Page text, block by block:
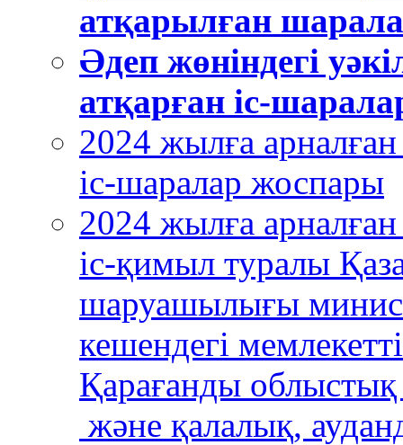
атқарылған
Әдеп жөніндегі
атқарған іс-
2024 жылға
ic-шаралар жоспары
2024 жылға
іс-қимыл туралы
шаруашылығы
кешендегі
Қарағанды
және қалалық,